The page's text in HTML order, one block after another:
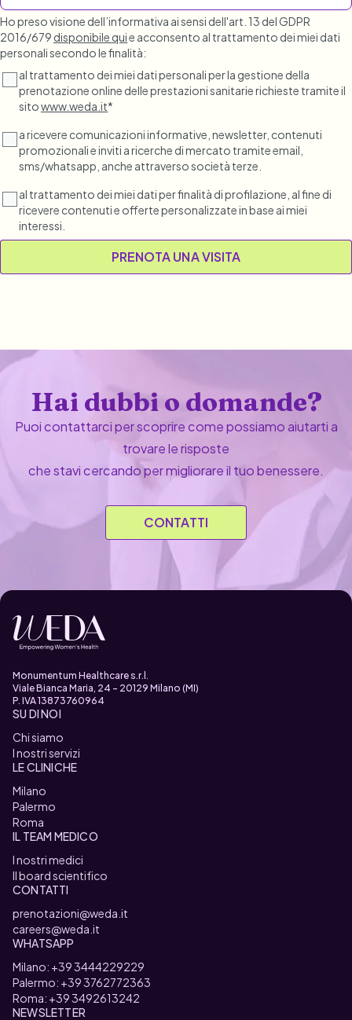
Ho preso visione dell’informativa ai sensi dell'art. 13 del GDPR
2016/679 disponibile quie acconsento al trattamento dei miei dati
personali secondo le finalità:
al trattamento dei miei dati personali per la gestione della
prenotazione online delle prestazioni sanitarie richieste tramite il
sitowww.weda.it*
a ricevere comunicazioni informative, newsletter, contenuti
promozionali e inviti a ricerche di mercato tramite email,
sms/whatsapp, anche attraverso società terze.
al trattamento dei miei dati per finalità di profilazione, al fine di
ricevere contenuti e offerte personalizzate in base ai miei
interessi.
Hai dubbi o domande?
Puoi contattarci per scoprire come possiamo aiutarti a
trovare le risposte
che stavi cercando per migliorare il tuo benessere.
CONTATTI
Monumentum Healthcare s.r.l.
Viale Bianca Maria, 24 - 20129 Milano (MI)
P. IVA 13873760964
SU DI NOI
Chi siamo
I nostri servizi
LE CLINICHE
Milano
Palermo
Roma
IL TEAM MEDICO
I nostri medici
Il board scientifico
CONTATTI
prenotazioni@weda.it
careers@weda.it
WHATSAPP
Milano: +39 3444229229
Palermo: +39 3762772363
Roma: +39 3492613242
NEWSLETTER